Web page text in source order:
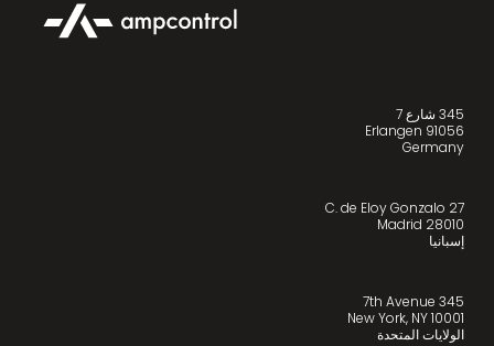
345 شارع 7
91056 Erlangen
Germany
C. de Eloy Gonzalo 27
28010 Madrid
إسبانيا
345 7th Avenue
New York, NY 10001
الولايات المتحدة